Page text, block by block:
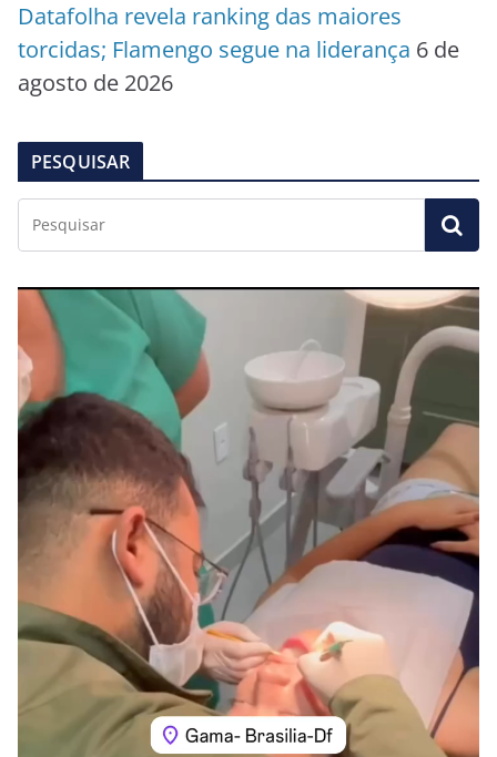
Datafolha revela ranking das maiores
torcidas; Flamengo segue na liderança 6 de
agosto de 2026
PESQUISAR